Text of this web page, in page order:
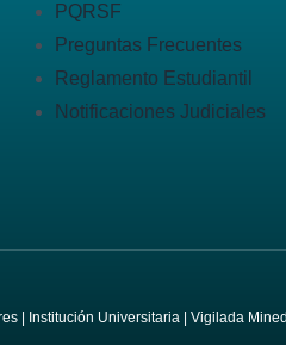
PQRSF
Preguntas Frecuentes
Reglamento Estudiantil
Notificaciones Judiciales
| Institución Universitaria | Vigilada